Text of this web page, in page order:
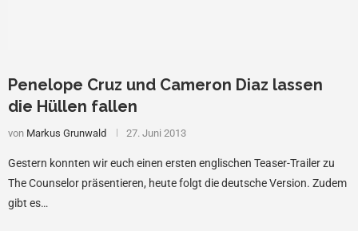
Penelope Cruz und Cameron Diaz lassen
die Hüllen fallen
von Markus Grunwald 27. Juni 2013
Gestern konnten wir euch einen ersten englischen Teaser-Trailer zu
The Counselor präsentieren, heute folgt die deutsche Version. Zudem
gibt es…